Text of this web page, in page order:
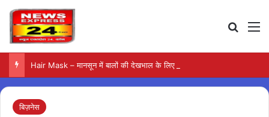
Hair Mask – मानसून में बालों की देखभाल के लिए आजमाएं अंडे का मास्क
बिज़नेस